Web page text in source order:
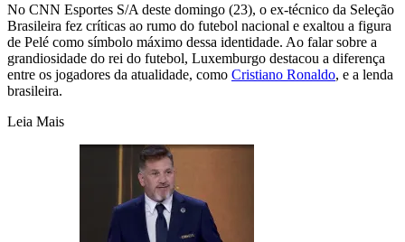
No CNN Esportes S/A deste domingo (23), o ex-técnico da Seleção
Brasileira fez críticas ao rumo do futebol nacional e exaltou a figura
de Pelé como símbolo máximo dessa identidade. Ao falar sobre a
grandiosidade do rei do futebol, Luxemburgo destacou a diferença
entre os jogadores da atualidade, como Cristiano Ronaldo, e a lenda
brasileira.
Leia Mais